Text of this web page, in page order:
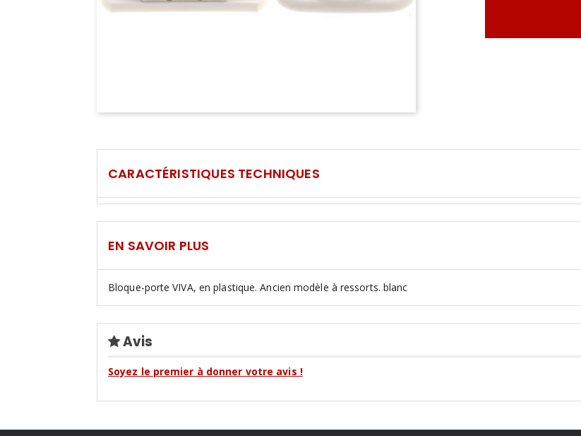
CARACTÉRISTIQUES TECHNIQUES
EN SAVOIR PLUS
Bloque-porte VIVA, en plastique. Ancien modèle à ressorts. blanc
Avis
Soyez le premier à donner votre avis !